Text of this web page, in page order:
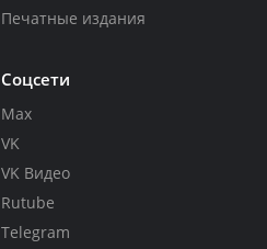
Печатные издания
Соцсети
Max
VK
VK Видео
Rutube
Telegram